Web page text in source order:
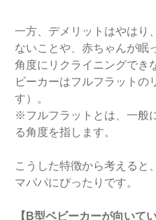
一方、デメリットはやはり
ないことや、赤ちゃんが眠
角度にリクライニングでき
ビーカーはフルフラットの
す）。
※フルフラットとは、一般
る角度を指します。
こうした特徴から考えると
マパパにぴったりです。
【B型ベビーカーが向いて